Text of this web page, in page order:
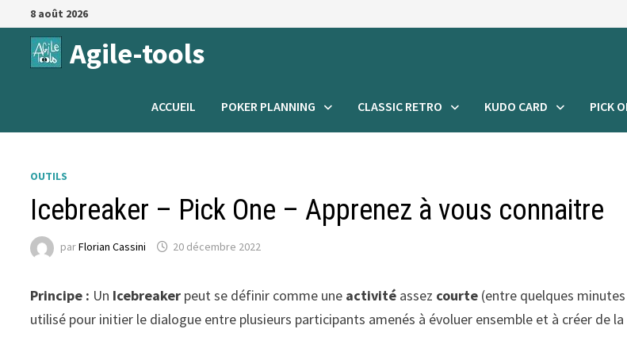
Passer
au
contenu
8 août 2026
Agile-tools
ACCUEIL POKER PLANNING CLASSIC RETRO KUDO CARD PICK
OUTILS
Icebreaker – Pick One – Apprenez à vous connaitre
parFlorian Cassini 20 décembre 2022
Principe : Un Icebreaker peut se définir comme une activité assez courte (entre quelques
utilisé pour initier le dialogue entre plusieurs participants amenés à évoluer ensemble et à créer de